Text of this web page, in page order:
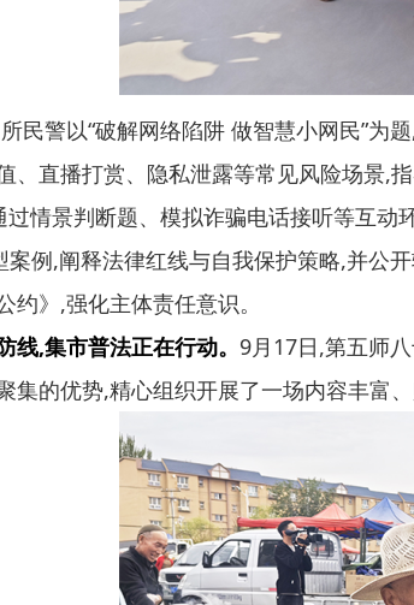
民警以“破解网络陷阱 做智慧小网民”为
、直播打赏、隐私泄露等常见风险场景,
过情景判断题、模拟诈骗电话接听等互
案例,阐释法律红线与自我保护策略,并公
约》,强化主体责任意识。
线,集市普法正在行动。 9月17日,第五师
集的优势,精心组织开展了一场内容丰富